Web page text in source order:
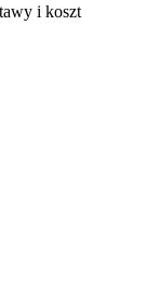
i koszt